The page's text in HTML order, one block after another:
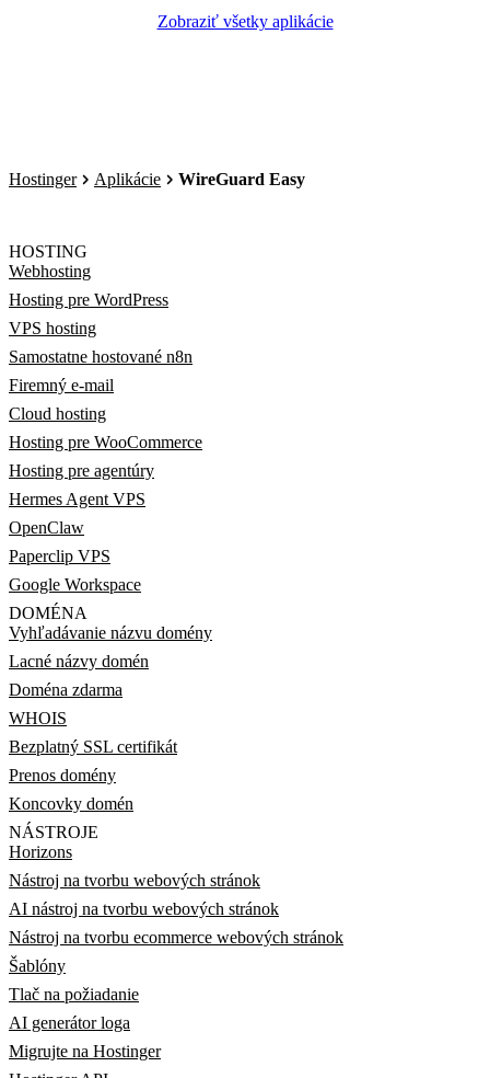
Zobraziť všetky aplikácie
Hostinger Aplikácie WireGuard Easy
HOSTING
Webhosting
Hosting pre WordPress
VPS hosting
Samostatne hostované n8n
Firemný e-mail
Cloud hosting
Hosting pre WooCommerce
Hosting pre agentúry
Hermes Agent VPS
OpenClaw
Paperclip VPS
Google Workspace
DOMÉNA
Vyhľadávanie názvu domény
Lacné názvy domén
Doména zdarma
WHOIS
Bezplatný SSL certifikát
Prenos domény
Koncovky domén
NÁSTROJE
Horizons
Nástroj na tvorbu webových stránok
AI nástroj na tvorbu webových stránok
Nástroj na tvorbu ecommerce webových stránok
Šablóny
Tlač na požiadanie
AI generátor loga
Migrujte na Hostinger